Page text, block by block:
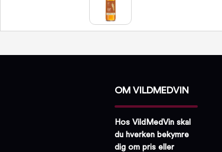
OM VILDMEDVIN
Hos VildMedVin skal
du hverken bekymre
dig om pris eller